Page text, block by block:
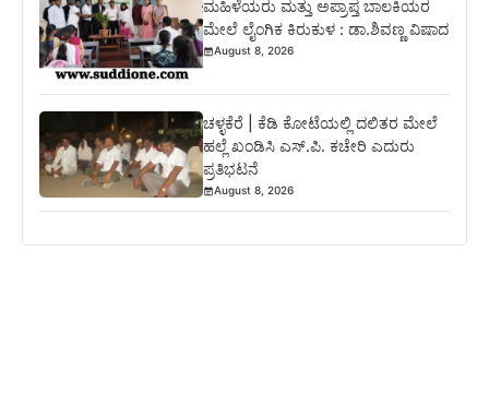
ಮಹಿಳೆಯರು ಮತ್ತು ಅಪ್ರಾಪ್ತ ಬಾಲಕಿಯರ
ಮೇಲೆ ಲೈಂಗಿಕ ಕಿರುಕುಳ : ಡಾ.ಶಿವಣ್ಣ ವಿಷಾದ
August 8, 2026
ಚಳ್ಳಕೆರೆ | ಕೆಡಿ ಕೋಟೆಯಲ್ಲಿ ದಲಿತರ ಮೇಲೆ
ಹಲ್ಲೆ ಖಂಡಿಸಿ ಎಸ್.ಪಿ. ಕಚೇರಿ ಎದುರು
ಪ್ರತಿಭಟನೆ
August 8, 2026